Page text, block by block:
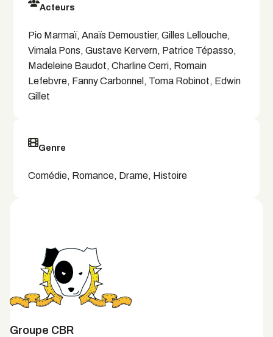
Acteurs
Pio Marmaï, Anaïs Demoustier, Gilles Lellouche,
Vimala Pons, Gustave Kervern, Patrice Tépasso,
Madeleine Baudot, Charline Cerri, Romain
Lefebvre, Fanny Carbonnel, Toma Robinot, Edwin
Gillet
Genre
Comédie, Romance, Drame, Histoire
Groupe CBR